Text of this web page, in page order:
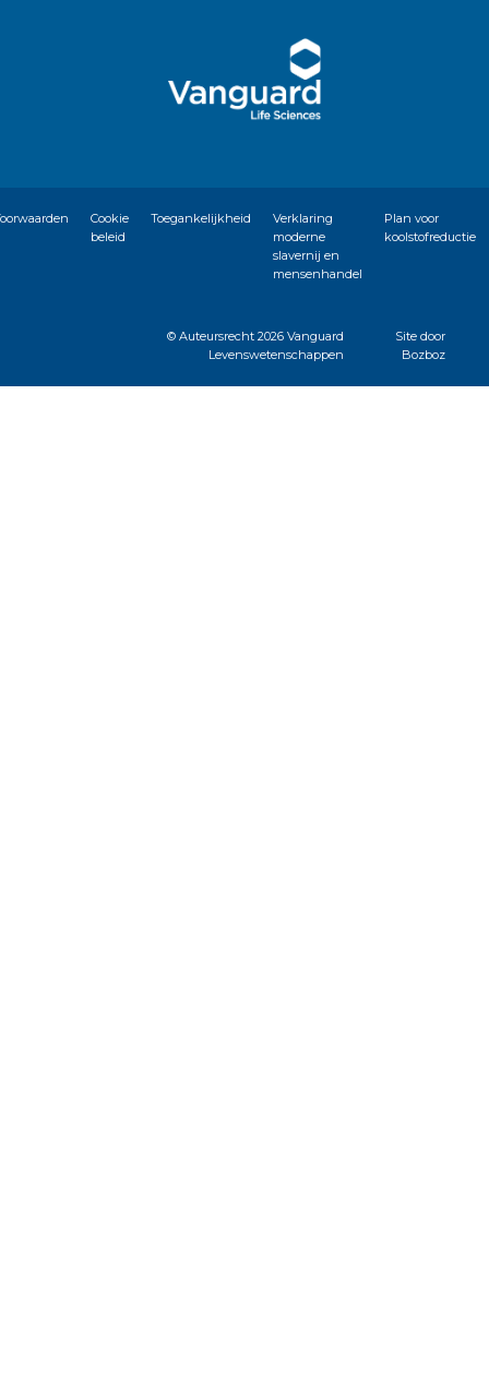
Cookie
beleid
Toegankelijkheid
Verklaring
moderne
slavernij en
mensenhandel
Plan voor
koolstofreductie
© Auteursrecht2026 Vanguard
Levenswetenschappen
Site door
Bozboz